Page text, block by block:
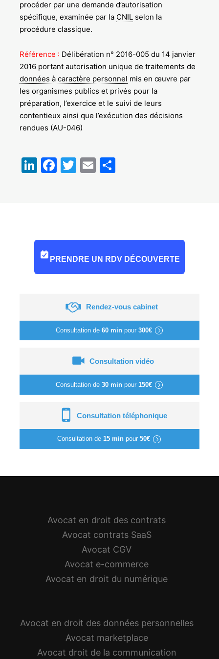
procéder par une demande d’autorisation
spécifique, examinée par la CNIL selon la
procédure classique.
Référence : Délibération n° 2016-005 du 14 janvier
2016 portant autorisation unique de traitements de
données à caractère personnel mis en œuvre par
les organismes publics et privés pour la
préparation, l’exercice et le suivi de leurs
contentieux ainsi que l’exécution des décisions
rendues (AU-046)
LinkedIn
Facebook
Twitter
Email
PRENDRE UN RDV DÉCOUVERTE
Rendez-vous cabinet
Consultation de 60 minpour 300€
Consultation vidéo
Consultation de 30 minpour 150€
Consultation téléphonique
Consultation de 15 min pour 50€
Avocat en droit des contrats
Avocat contrats SaaS
Avocat CGV
Avocat e-commerce
Avocat en droit du numérique
Avocat en droit des données personnelles
Avocat marketplace
Avocat droit de la communication